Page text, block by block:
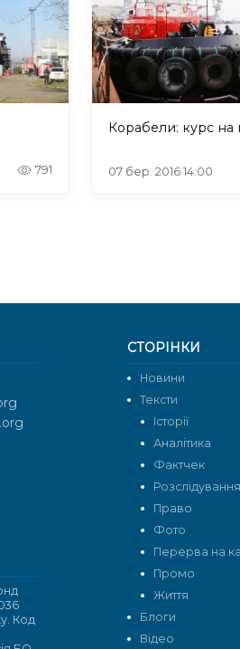
791
Корабели: курс на
07 бер. 2016 14:00
Код
СТОРІНКИ
Новини
Тексти
Історії
Аналітика
Фактчек
Розслідування
Право
Фото
Перерва на
Промо
Життя
Блоги
Відео